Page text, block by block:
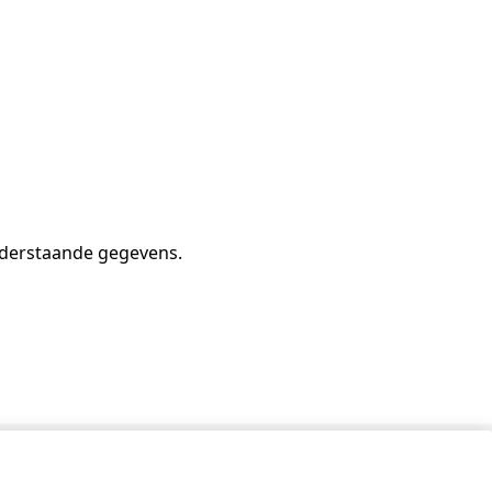
gegevens.
Contact